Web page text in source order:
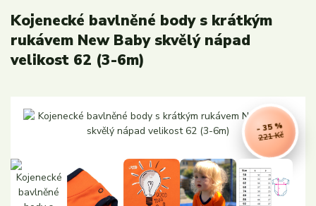
Kojenecké bavlněné body s krátkým
rukávem New Baby skvělý nápad
velikost 62 (3-6m)
221 Kč
- 35 %